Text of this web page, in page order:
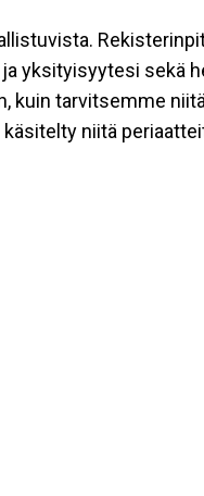
yksityisyytesi sekä
kuin tarvitsemme
niitä